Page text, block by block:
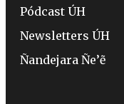
Pódcast ÚH
Newsletters ÚH
Ñandejara Ñe’ẽ